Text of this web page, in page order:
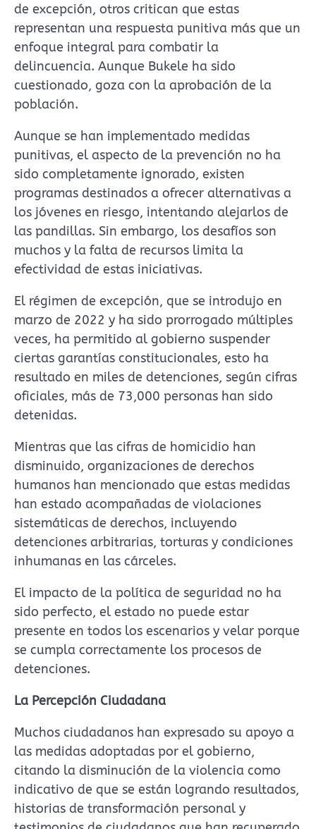
de excepción, otros critican que estas
representan una respuesta punitiva más que un
enfoque integral para combatir la
delincuencia. Aunque Bukele ha sido
cuestionado, goza con la aprobación de la
población.
Aunque se han implementado medidas
punitivas, el aspecto de la prevención no ha
sido completamente ignorado, existen
programas destinados a ofrecer alternativas a
los jóvenes en riesgo, intentando alejarlos de
las pandillas. Sin embargo, los desafíos son
muchos y la falta de recursos limita la
efectividad de estas iniciativas.
El régimen de excepción, que se introdujo en
marzo de 2022 y ha sido prorrogado múltiples
veces, ha permitido al gobierno suspender
ciertas garantías constitucionales, esto ha
resultado en miles de detenciones, según cifras
oficiales, más de 73,000 personas han sido
detenidas.
Mientras que las cifras de homicidio han
disminuido, organizaciones de derechos
humanos han mencionado que estas medidas
han estado acompañadas de violaciones
sistemáticas de derechos, incluyendo
detenciones arbitrarias, torturas y condiciones
inhumanas en las cárceles.
El impacto de la política de seguridad no ha
sido perfecto, el estado no puede estar
presente en todos los escenarios y velar porque
se cumpla correctamente los procesos de
detenciones.
La Percepción Ciudadana
Muchos ciudadanos han expresado su apoyo a
las medidas adoptadas por el gobierno,
citando la disminución de la violencia como
indicativo de que se están logrando resultados,
historias de transformación personal y